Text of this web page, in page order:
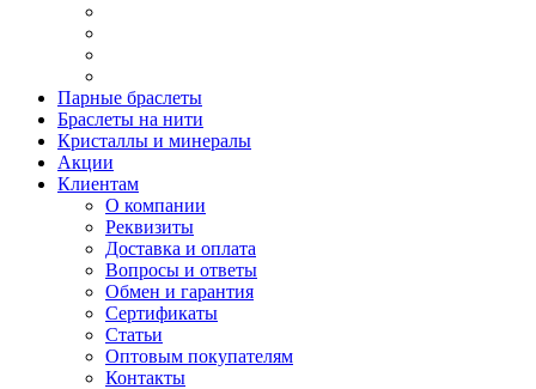
Парные браслеты
Браслеты на нити
Кристаллы и минералы
Акции
Клиентам
О компании
Реквизиты
Доставка и оплата
Вопросы и ответы
Обмен и гарантия
Сертификаты
Статьи
Оптовым покупателям
Контакты